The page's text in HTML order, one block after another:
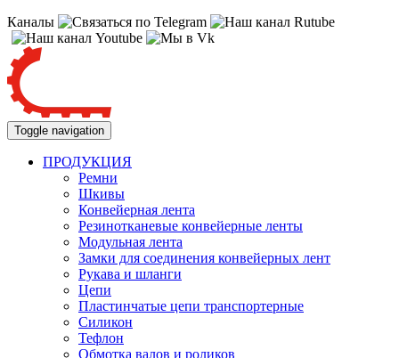
Каналы
Toggle navigation
ПРОДУКЦИЯ
Ремни
Шкивы
Конвейерная лента
Резинотканевые конвейерные ленты
Модульная лента
Замки для соединения конвейерных лент
Рукава и шланги
Цепи
Пластинчатые цепи транспортерные
Силикон
Тефлон
Обмотка валов и роликов